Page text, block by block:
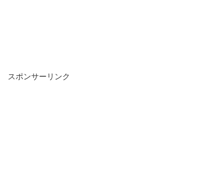
スポンサーリンク